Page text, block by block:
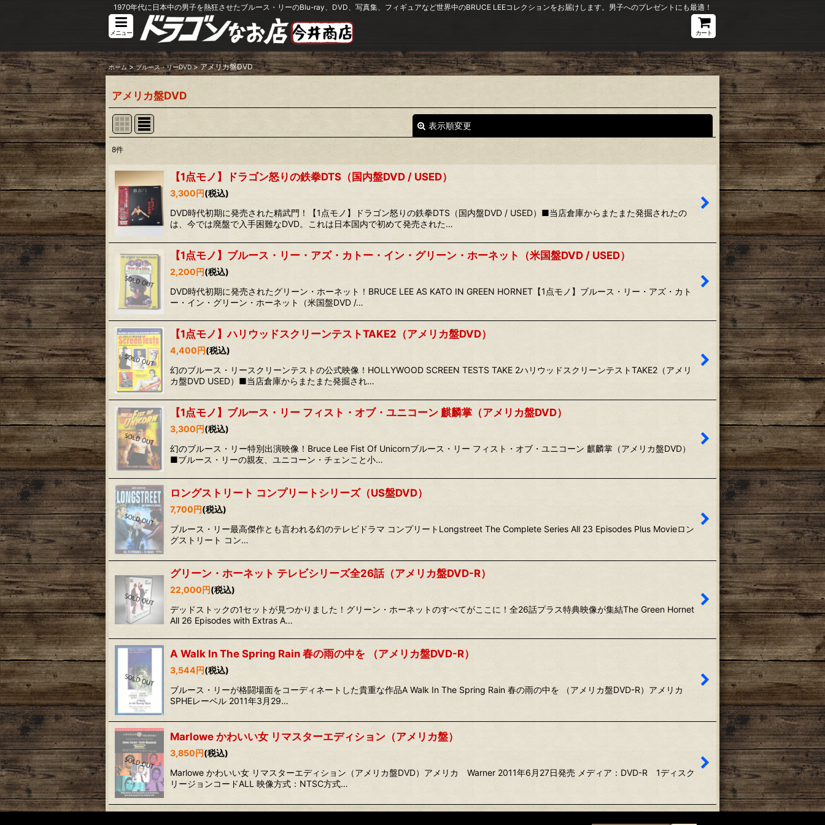
1970年代に日本中の男子を熱狂させたブルース・リーのBlu-ray、DVD、写真集、フィギュアなど世界中のBRUCE LEEコレクションをお届けします。男子へのプレゼントにも最適！
メニュー カート
ホーム > ブルース・リーDVD > アメリカ盤DVD
アメリカ盤DVD
表示順変更
並び順
絞り込む
8件
【1点モノ】ドラゴン怒りの鉄拳DTS（国内盤DVD / USED）
3,300円(税込)
DVD時代初期に発売された精武門！【1点モノ】ドラゴン怒りの鉄拳DTS（国内盤DVD / USED）■当店倉庫からまたまた発掘されたの
は、今では廃盤で入手困難なDVD。これは日本国内で初めて発売された…
【1点モノ】ブルース・リー・アズ・カトー・イン・グリーン・ホーネット（米国盤DVD / USED）
2,200円(税込)
DVD時代初期に発売されたグリーン・ホーネット！BRUCE LEE AS KATO IN GREEN HORNET【1点モノ】ブルース・リー・アズ・カト
ー・イン・グリーン・ホーネット（米国盤DVD /…
【1点モノ】ハリウッドスクリーンテストTAKE2（アメリカ盤DVD）
4,400円(税込)
幻のブルース・リースクリーンテストの公式映像！HOLLYWOOD SCREEN TESTS TAKE 2ハリウッドスクリーンテストTAKE2（アメリ
カ盤DVD USED）■当店倉庫からまたまた発掘され…
【1点モノ】ブルース・リー フィスト・オブ・ユニコーン 麒麟掌（アメリカ盤DVD）
3,300円(税込)
幻のブルース・リー特別出演映像！Bruce Lee Fist Of Unicornブルース・リー フィスト・オブ・ユニコーン 麒麟掌（アメリカ盤DVD）
■ブルース・リーの親友、ユニコーン・チェンこと小…
ロングストリート コンプリートシリーズ（US盤DVD）
7,700 円(税込)
ブルース・リー最高傑作とも言われる幻のテレビドラマ コンプリートLongstreet The Complete Series All 23 Episodes Plus Movieロン
グストリート コン…
グリーン・ホーネット テレビシリーズ全26話（アメリカ盤DVD-R）
22,000円(税込)
デッドストックの1セットが見つかりました！グリーン・ホーネットのすべてがここに！全26話プラス特典映像が集結The Green Hornet
All 26 Episodes with Extras A…
A Walk In The Spring Rain 春の雨の中を （アメリカ盤DVD-R）
3,544円(税込)
ブルース・リーが格闘場面をコーディネートした貴重な作品A Walk In The Spring Rain 春の雨の中を （アメリカ盤DVD-R）アメリカ
SPHEレーベル 2011年3月29…
Marlowe かわいい女 リマスターエディション（アメリカ盤）
3,850円(税込)
Marlowe かわいい女 リマスターエディション（アメリカ盤DVD）アメリカ Warner 2011年6月27日発売 メディア：DVD-R 1ディスク
リージョンコードALL 映像方式：NTSC方式…